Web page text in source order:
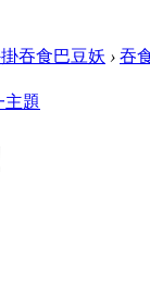
吞食巴豆妖 › 吞